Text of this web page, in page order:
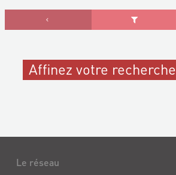
Affinez votre recherche
Le réseau